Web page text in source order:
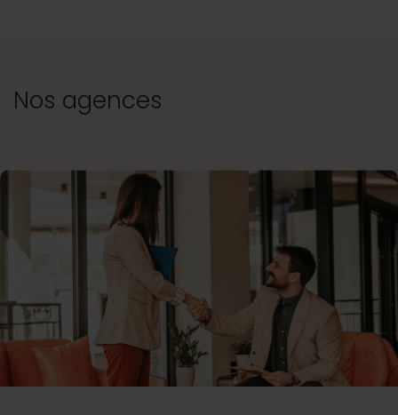
Nos agences